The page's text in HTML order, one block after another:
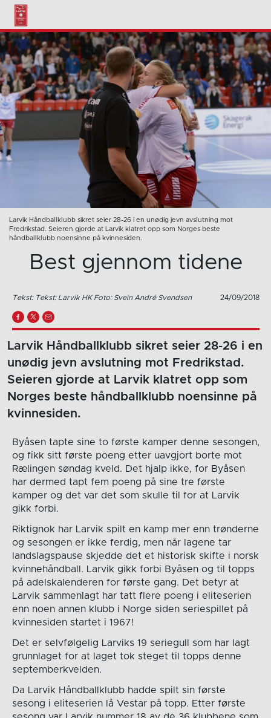
Larvik Håndballklubb sikret seier 28-26 i en unødig jevn avslutning mot
Fredrikstad. Seieren gjorde at Larvik klatret opp som Norges beste
håndballklubb noensinne på kvinnesiden.
Best gjennom tidene
Tekst: Tekst: Larvik HK Foto: Svein André Svendsen 24/09/2018
Larvik Håndballklubb sikret seier 28-26 i en
unødig jevn avslutning mot Fredrikstad.
Seieren gjorde at Larvik klatret opp som
Norges beste håndballklubb noensinne på
kvinnesiden.
Byåsen tapte sine to første kamper denne sesongen,
og fikk sitt første poeng etter uavgjort borte mot
Rælingen søndag kveld. Det hjalp ikke, for Byåsen
har dermed tapt fem poeng på sine tre første
kamper og det var det som skulle til for at Larvik
gikk forbi.
Riktignok har Larvik spilt en kamp mer enn trønderne
og sesongen er ikke ferdig, men når lagene tar
landslagspause skjedde det et historisk skifte i norsk
kvinnehåndball. Larvik gikk forbi Byåsen og til topps
på adelskalenderen for første gang. Det betyr at
Larvik sammenlagt har tatt flere poeng i eliteserien
enn noen annen klubb i Norge siden seriespillet på
kvinnesiden startet i 1967!
Det er selvfølgelig Larviks 19 seriegull som har lagt
grunnlaget for at laget tok steget til topps denne
septemberkvelden.
Da Larvik Håndballklubb hadde spilt sin første
sesong i eliteserien lå Vestar på topp. Etter første